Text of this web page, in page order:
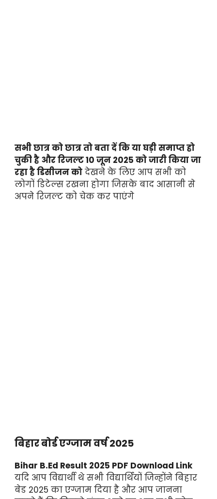
सभी छात्र को छात्र तो बता दें कि या घड़ी समाप्त हो
चुकी है और रिजल्ट 10 जून 2025 को जारी किया जा
रहा है डिसीजन को देखने के लिए आप सभी को
लोगों डिटेल्स रखना होगा जिसके बाद आसानी से
अपने रिजल्ट को चेक कर पाएंगे
बिहार बोर्ड एग्जाम वर्ष 2025
Bihar B.Ed Result 2025 PDF Download Link
यदि आप विद्यार्थी थे सभी विद्यार्थियों जिन्होंने बिहार
बेड 2025 का एग्जाम दिया है और आप जानना